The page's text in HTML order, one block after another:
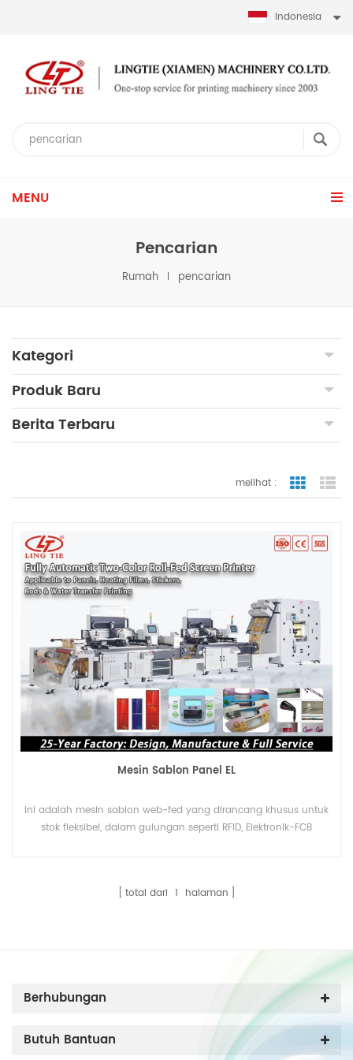
Indonesia
MENU
Pencarian
Rumah pencarian
Kategori
Produk Baru
Berita Terbaru
melihat :
Mesin Sablon Panel EL
Ini adalah mesin sablon web-fed yang dirancang khusus untuk
stok fleksibel, dalam gulungan seperti RFID, Elektronik-FCB
total dari 1 halaman
Berhubungan
Butuh Bantuan